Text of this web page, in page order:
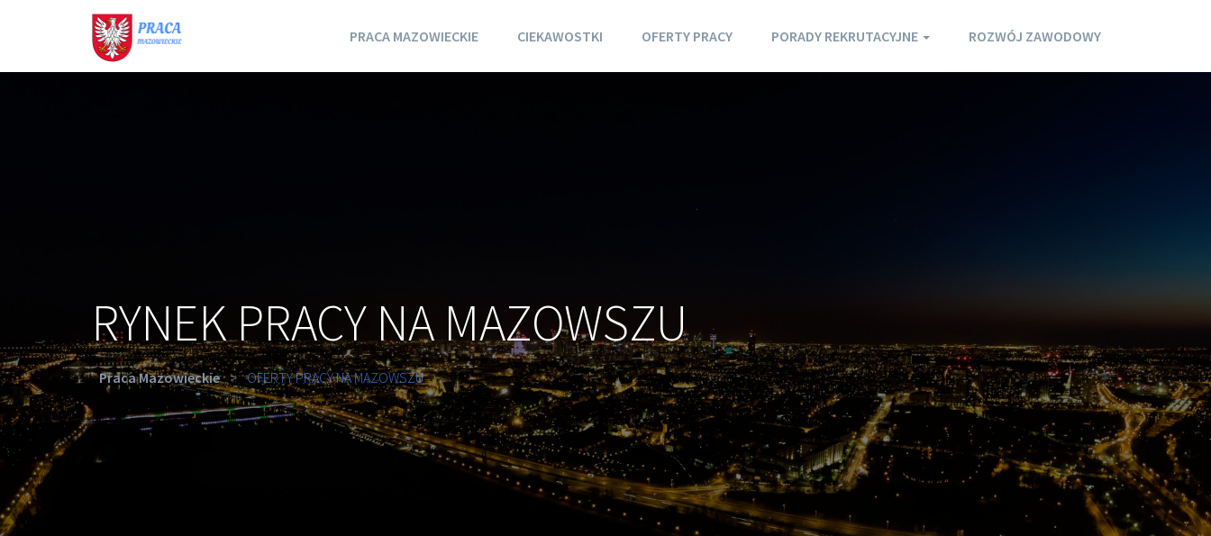
PRACA MAZOWIECKIE CIEKAWOSTKI OFERTY PRACY PORADY REKRUTACYJNE ROZWÓJ ZAWODOWY
RYNEK PRACY NA MAZOWSZU
Praca Mazowieckie > OFERTY PRACY NA MAZOWSZU